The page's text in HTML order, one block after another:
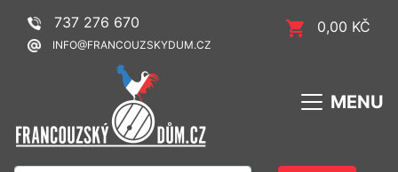
737 276 670 0,00 KČ
INFO@FRANCOUZSKYDUM.CZ
MENU